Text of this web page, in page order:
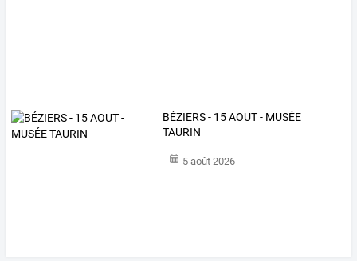
BÉZIERS - 15 AOUT - MUSÉE
TAURIN
5 août 2026